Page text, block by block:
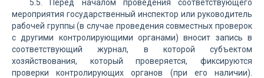
5.5. Перед началом проведения соответствующего
мероприятия государственный инспектор или руководитель
рабочей группы (в случае проведения совместных проверок
с другими контролирующими органами) вносит запись в
соответствующий журнал, в которой субъектом
хозяйствования, который проверяется, фиксируются
проверки контролирующих органов (при его наличии).